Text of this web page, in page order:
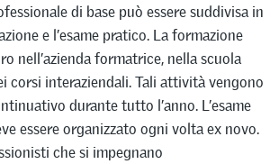
di base può essere suddivisa in
e l’esame pratico. La formazione
nell’azienda formatrice, nella scuola
corsi interaziendali. Tali attività vengono
durante tutto l’anno. L’esame
essere organizzato ogni volta ex novo.
che si impegnano